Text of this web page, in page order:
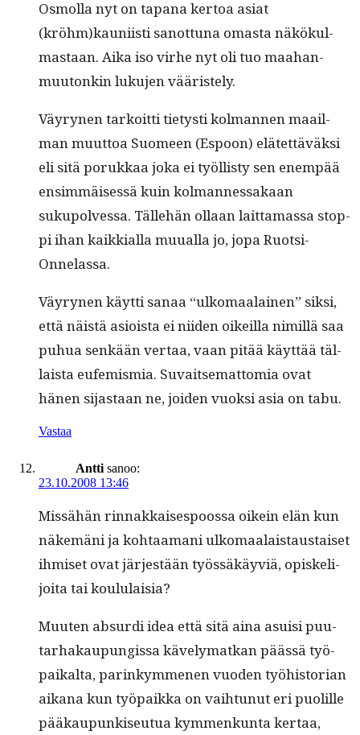
Osmol­la nyt on tapana ker­toa asi­at
(kröhm)kauniisti san­ot­tuna omas­ta näkökul­
mas­taan. Aika iso virhe nyt oli tuo maa­han­
muu­tonkin luku­jen vääristely.
Väyry­nen tarkoit­ti tietysti kol­man­nen maail­
man muut­toa Suomeen (Espoon) elätet­täväk­si
eli sitä porukkaa joka ei työl­listy sen enem­pää
ensim­mäisessä kuin kol­man­nes­sakaan
sukupolves­sa. Tälle­hän ollaan lait­ta­mas­sa stop­
pi ihan kaikkial­la muual­la jo, jopa Ruotsi-
Onnelassa.
Väyry­nen käyt­ti sanaa “ulko­maalainen” sik­si,
että näistä asioista ei niiden oikeil­la nimil­lä saa
puhua senkään ver­taa, vaan pitää käyt­tää täl­
laista eufemis­mia. Suvait­se­mat­to­mia ovat
hänen sijas­taan ne, joiden vuok­si asia on tabu.
Vastaa
Antti sanoo:
23.10.2008 13:46
Mis­sähän rin­nakkaisespoos­sa oikein elän kun
näkemäni ja kohtaa­mani ulko­maalais­taus­taiset
ihmiset ovat jär­jestään työssäkäyviä, opiske­li­
joi­ta tai koululaisia?
Muuten absur­di idea että sitä aina asu­isi puu­
tarhakaupungis­sa käve­ly­matkan päässä työ­
paikalta, parinkymme­nen vuo­den työhis­to­ri­an
aikana kun työ­paik­ka on vai­h­tunut eri puo­lille
pääkaupunkiseu­tua kym­menkun­ta ker­taa,